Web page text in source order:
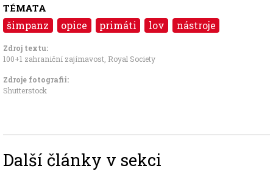
TÉMATA
šimpanz opice primáti lov nástroje
Zdroj textu:
100+1 zahraniční zajímavost Royal Society
Zdroje fotografii:
Shutterstock
Další články v sekci